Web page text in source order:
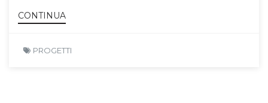
CONTINUA
PROGETTI